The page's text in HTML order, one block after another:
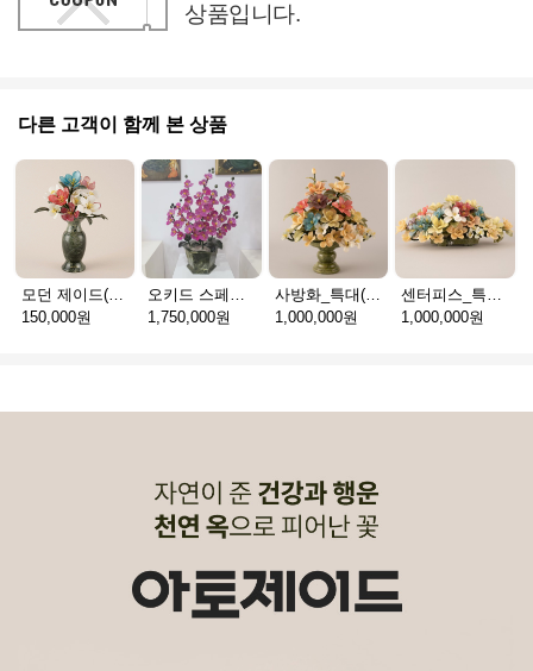
상품입니다.
다른 고객이 함께 본 상품
모던 제이드(천연옥꽃_택배)
150,000원
오키드 스페셜(천연옥꽃_택배)
1,750,000원
사방화_특대(천연옥꽃_택배)
1,000,000원
센터피스_특대(천연옥꽃_택배)
1,000,000원